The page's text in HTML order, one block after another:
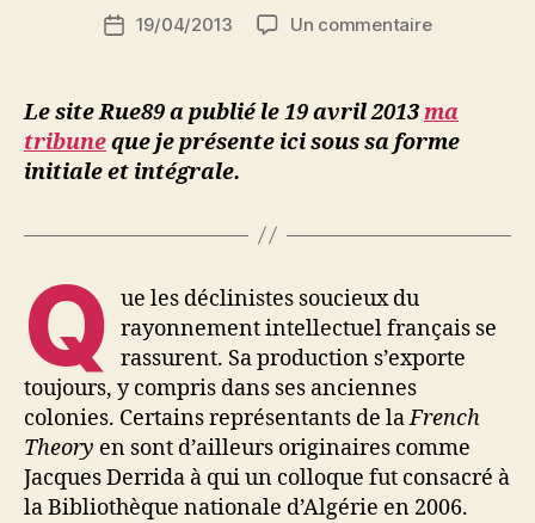
Auteur
de
i
M
u
a
Date19/04/2013 Un commentairesur
la
«
»
Le site Rue89 a publié le 19 avril 2013ma
tribuneque je présente ici sous sa forme
initiale et intégrale.
Q ue les déclinistes soucieux du
rayonnement intellectuel français se
rassurent. Sa production s’exporte
toujours, y compris dans ses anciennes
colonies. Certains représentants de laFrench
Theory en sont d’ailleurs originaires comme
Jacques Derrida à qui un colloque fut consacré à
la Bibliothèque nationale d’Algérie en 2006.